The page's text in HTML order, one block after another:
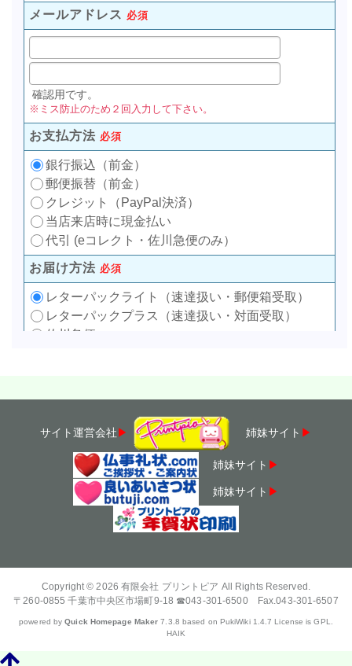
サイト運営会社▶ 姉妹サイト ▶
姉妹サイト ▶
姉妹サイト ▶
Copyright © 2026有限会社 プリントピア All Rights Reserved.
〒260-0855 千葉市中央区市場町9-18 ☎043-301-6500 Fax.043-301-6507
powered byQuick Homepage Maker 7.3.8 based on PukiWiki 1.4.7 License is GPL.
HAIK